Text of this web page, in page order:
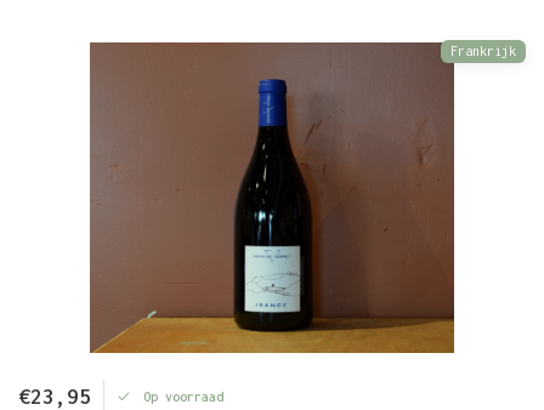
Frankrijk
€23,95 Op voorraad